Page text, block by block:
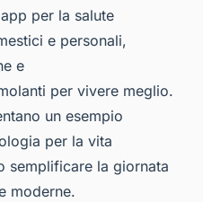
per la salute
e personali,
e
per vivere meglio.
un esempio
per la vita
semplificare la giornata
moderne.